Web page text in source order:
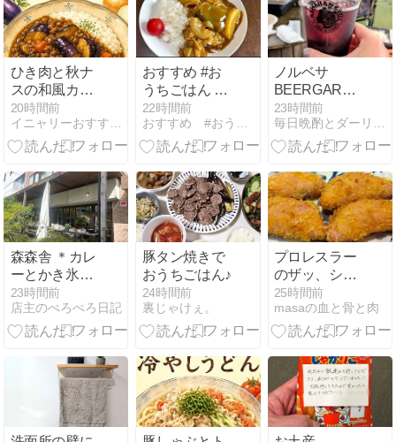
ひき肉と秋ナ
スの和風カレ
ー｜レシピ＆
作り方
20時間前
イニャリーおすすめレシピ＆ガーデニング
おすすめ #お
うちごはん ブ
ログ「初挑
戦！カレーラ
イスにピーマ
ツ」
22時間前
おすすめ #おうちごはん
ノルベサ
THE CAMP
23時間前
毎日晩酌とダーリンご飯
森森舎 ＊カレ
ーとかき氷が
大人気のカフ
ェ
23時間前
店主のぺろぺろ日記
豚タン焼きで
おうちごはん♪
24時間前
裏じゃけぇ。
プロレスラー
のザッ、シー
クはさぁ、怖
かったね。
25時間前
masaの血と骨と肉